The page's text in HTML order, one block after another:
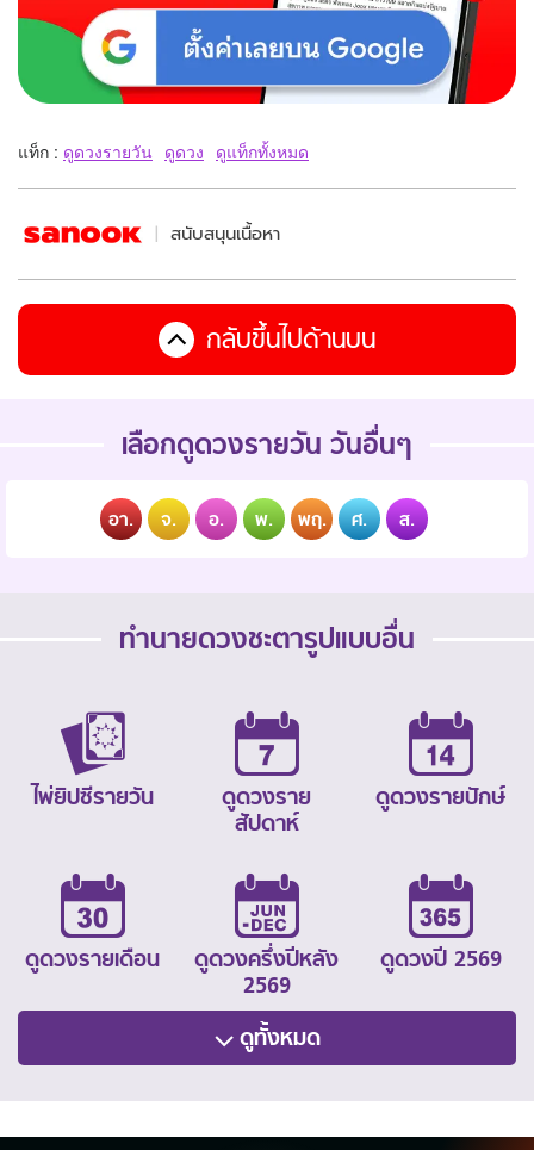
แท็ก : ดูดวงรายวัน ดูดวง ดูแท็กทั้งหมด
สนับสนุนเนื้อหา
กลับขึ้นไปด้านบน
เลือกดูดวงรายวัน วันอื่นๆ
อา. จ. อ. พ. พฤ. ศ. ส.
ทำนายดวงชะตารูปแบบอื่น
ไพ่ยิปซีรายวัน
ดูดวงราย
สัปดาห์
ดูดวงรายปักษ์
ดูดวงรายเดือน
ดูดวงครึ่งปีหลัง
2569
ดูดวงปี 2569
ดูทั้งหมด